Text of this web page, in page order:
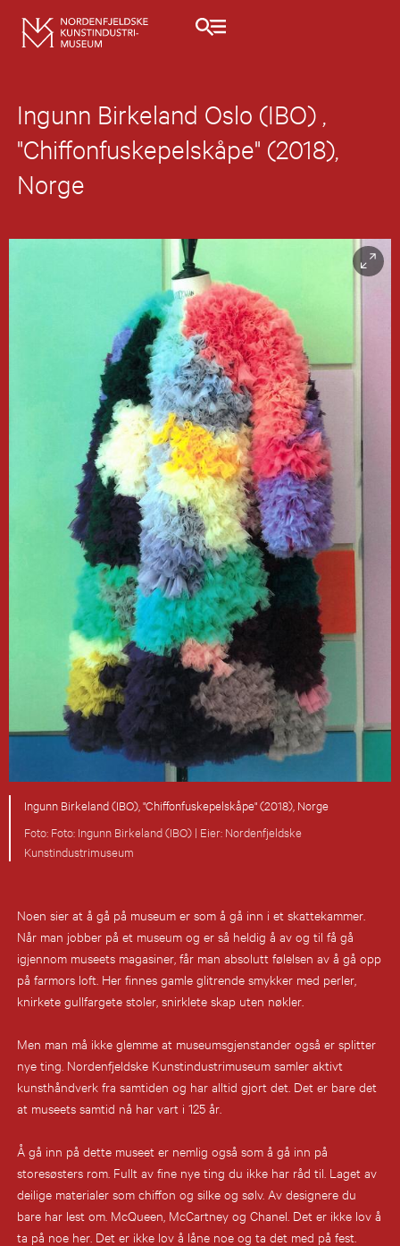
Ingunn Birkeland Oslo (IBO) ,
"Chiffonfuskepelskåpe" (2018),
Norge
Ingunn Birkeland (IBO), "Chiffonfuskepelskåpe" (2018), Norge
Foto: Ingunn Birkeland (IBO) |
Nordenfjeldske
Kunstindustrimuseum
Noen sier at å gå på museum er som å gå inn i et skattekammer.
Når man jobber på et museum og er så heldig å av og til få gå
igjennom museets magasiner, får man absolutt følelsen av å gå opp
på farmors loft. Her finnes gamle glitrende smykker med perler,
knirkete gullfargete stoler, snirklete skap uten nøkler.
Men man må ikke glemme at museumsgjenstander også er splitter
nye ting. Nordenfjeldske Kunstindustrimuseum samler aktivt
kunsthåndverk fra samtiden og har alltid gjort det. Det er bare det
at museets samtid nå har vart i 125 år.
Å gå inn på dette museet er nemlig også som å gå inn på
storesøsters rom. Fullt av fine nye ting du ikke har råd til. Laget av
deilige materialer som chiffon og silke og sølv. Av designere du
bare har lest om. McQueen, McCartney og Chanel. Det er ikke lov å
ta på noe her. Det er ikke lov å låne noe og ta det med på fest.